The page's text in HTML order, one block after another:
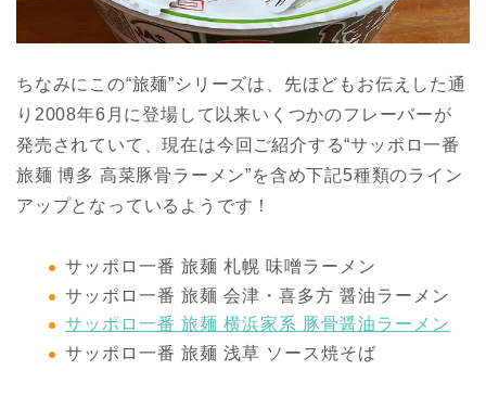
ちなみにこの“旅麺”シリーズは、先ほどもお伝えした通
り2008年6月に登場して以来いくつかのフレーバーが
発売されていて、現在は今回ご紹介する“サッポロ一番
旅麺 博多 高菜豚骨ラーメン”を含め下記5種類のライン
アップとなっているようです！
サッポロ一番 旅麺 札幌 味噌ラーメン
サッポロ一番 旅麺 会津・喜多方 醤油ラーメン
サッポロ一番 旅麺 横浜家系 豚骨醤油ラーメン
サッポロ一番 旅麺 浅草 ソース焼そば